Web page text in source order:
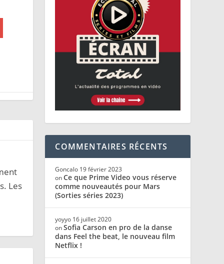
Les
COMMENTAIRES RÉCENTS
Goncalo 19 février 2023
onCe que Prime Video vous réserve
comme nouveautés pour Mars
(Sorties séries 2023)
yoyyo 16 juillet 2020
onSofia Carson en pro de la danse
dans Feel the beat, le nouveau film
Netflix !